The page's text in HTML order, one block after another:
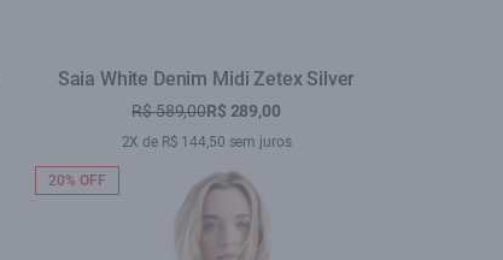
Saia White Denim Midi Zetex Silver
R$ 589,00R$ 289,00
2X de R$ 144,50 sem juros
20% OFF